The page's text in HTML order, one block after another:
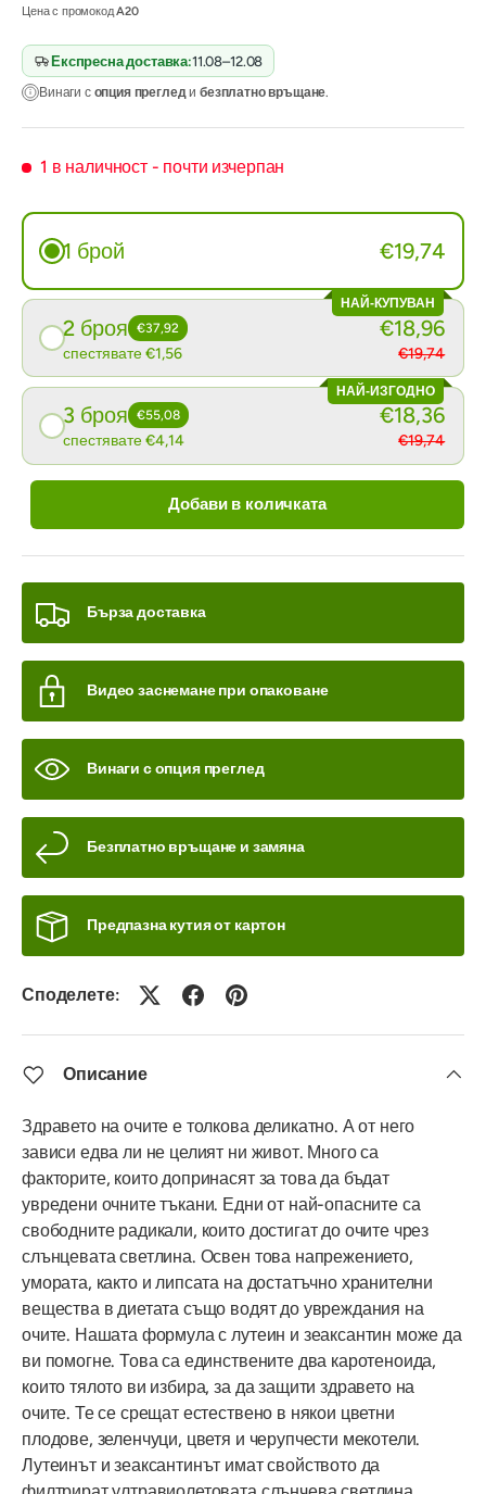
Цена с промокодA20
Експресна доставка:11.08–12.08
Винаги с опция прегледибезплатно връщане.
1 в наличност - почти изчерпан
1 брой €19,74
НАЙ-КУПУВАН
2 броя €37,92
спестявате €1,56
€18,96
€19,74
НАЙ-ИЗГОДНО
3 броя €55,08
спестявате €4,14
€18,36
€19,74
Добави в количката
Бърза доставка
Видео заснемане при опаковане
Винаги с опция преглед
Безплатно връщане и замяна
Предпазна кутия от картон
Споделете:
Описание
Здравето на очите е толкова деликатно. А от него
зависи едва ли не целият ни живот. Много са
факторите, които допринасят за това да бъдат
увредени очните тъкани. Едни от най-опасните са
свободните радикали, които достигат до очите чрез
слънцевата светлина. Освен това напрежението,
умората, както и липсата на достатъчно хранителни
вещества в диетата също водят до увреждания на
очите. Нашата формула с лутеин и зеаксантин може да
ви помогне. Това са единствените два каротеноида,
които тялото ви избира, за да защити здравето на
очите. Те се срещат естествено в някои цветни
плодове, зеленчуци, цветя и черупчести мекотели.
Лутеинът и зеаксантинът имат свойството да